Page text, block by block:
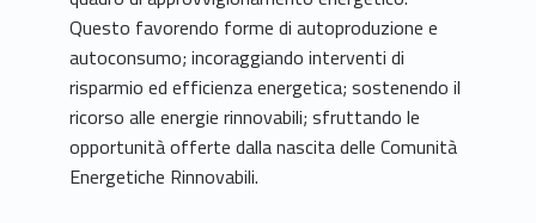
Questo favorendo forme di autoproduzione e
autoconsumo; incoraggiando interventi di
risparmio ed efficienza energetica; sostenendo il
ricorso alle energie rinnovabili; sfruttando le
opportunità offerte dalla nascita delle Comunità
Energetiche Rinnovabili.